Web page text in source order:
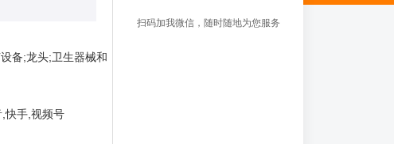
备;龙头;卫生器械和
快手,视频号
扫码加我微信，随时随地为您服务